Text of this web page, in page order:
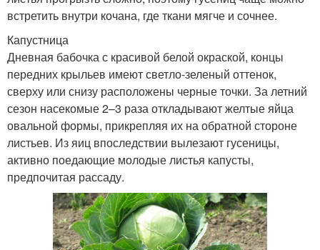
встретить внутри кочана, где ткани мягче и сочнее.
Капустница
Дневная бабочка с красивой белой окраской, концы
передних крыльев имеют светло-зеленый оттенок,
сверху или снизу расположены черные точки. За летний
сезон насекомые 2–3 раза откладывают желтые яйца
овальной формы, прикрепляя их на обратной стороне
листьев. Из яиц впоследствии вылезают гусеницы,
активно поедающие молодые листья капусты,
предпочитая рассаду.